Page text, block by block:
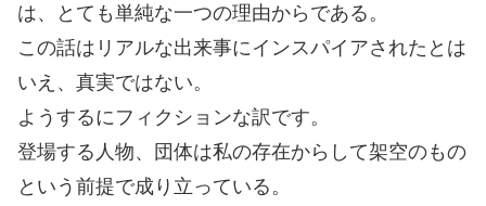
は、とても単純な一つの理由からである。
この話はリアルな出来事にインスパイアされたとは
いえ、真実ではない。
ようするにフィクションな訳です。
登場する人物、団体は私の存在からして架空のもの
という前提で成り立っている。